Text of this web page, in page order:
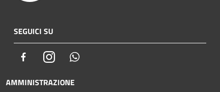
SEGUICI SU
FacebookInstagram
AMMINISTRAZIONE